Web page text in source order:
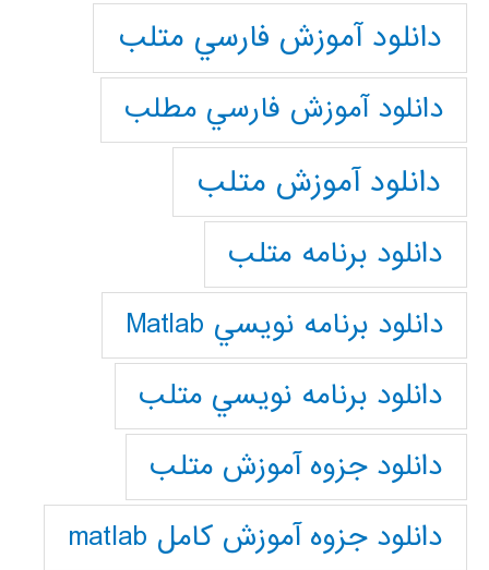
دانلود آموزش فارسي متلب
دانلود آموزش فارسي مطلب
دانلود آموزش متلب
دانلود برنامه متلب
دانلود برنامه نويسي Matlab
دانلود برنامه نويسي متلب
دانلود جزوه آموزش متلب
دانلود جزوه آموزش کامل matlab